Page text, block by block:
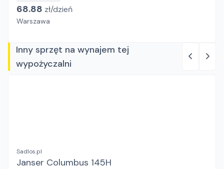
68.88 zł/dzień
Warszawa
Inny sprzęt na wynajem tej
wypożyczalni
Sadlos.pl
Janser Columbus 145H